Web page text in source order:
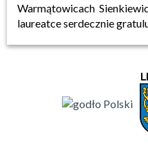
Warmątowicach
laureatce serdecznie